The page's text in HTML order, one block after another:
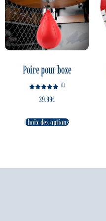
Poire pour boxe
5.00
(1)
39.99€
Choix des options